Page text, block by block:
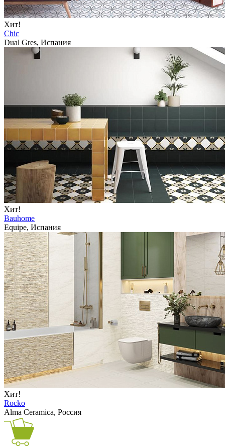
Хит!
Chic
Dual Gres, Испания
Хит!
Bauhome
Equipe, Испания
Хит!
Rocko
Alma Ceramica, Россия